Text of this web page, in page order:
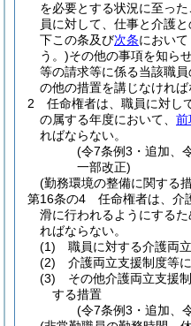
を必要とする状況に至っ
員に対して、仕事と介護
下この条及び次条におい
う。)その他の事項を知ら
等の請求等に係る当該職
の他の措置を講じなければ
2
任命権者は、職員に対し
の属する年度において、 前
ればならない。
(令7条例3・追加、
一部改正)
(勤務環境の整備に関する
第16条の4
任命権者は、介
滑に行われるようにする
ればならない。
(1)
職員に対する介護両
(2)
介護両立支援制度等
(3)
その他介護両立支援
する措置
(令7条例3・追加、